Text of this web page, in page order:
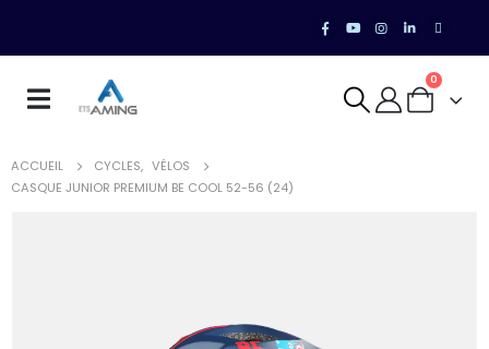
0
ACCUEIL CYCLES, VÉLOS
CASQUE JUNIOR PREMIUM BE COOL 52-56 (24)